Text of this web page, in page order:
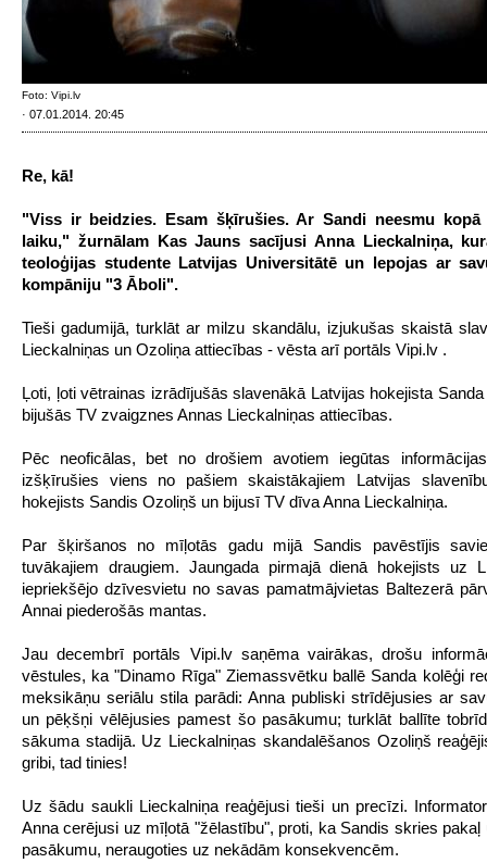
Foto: Vipi.lv
· 07.01.2014. 20:45
Re, kā!
"Viss ir beidzies. Esam šķīrušies. Ar Sandi neesmu
laiku," žurnālam Kas Jauns sacījusi Anna Lieckalniņa,
teoloģijas studente Latvijas Universitātē un lepojas ar
kompāniju "3 Āboli".
Tieši gadumijā, turklāt ar milzu skandālu, izjukušas skaistā
Lieckalniņas un Ozoliņa attiecības - vēsta arī portāls Vipi.lv .
Ļoti, ļoti vētrainas izrādījušās slavenākā Latvijas hokejista
bijušās TV zvaigznes Annas Lieckalniņas attiecības.
Pēc neoficālas, bet no drošiem avotiem iegūtas
izšķīrušies viens no pašiem skaistākajiem Latvijas
hokejists Sandis Ozoliņš un bijusī TV dīva Anna Lieckalniņa.
Par šķiršanos no mīļotās gadu mijā Sandis pavēstījis
tuvākajiem draugiem. Jaungada pirmajā dienā hokejists uz
iepriekšējo dzīvesvietu no savas pamatmājvietas Baltezerā
Annai piederošās mantas.
Jau decembrī portāls Vipi.lv saņēma vairākas, drošu
vēstules, ka "Dinamo Rīga" Ziemassvētku ballē Sanda kolēģi
meksikāņu seriālu stila parādi: Anna publiski strīdējusies ar
un pēķšņi vēlējusies pamest šo pasākumu; turklāt ballīte
sākuma stadijā. Uz Lieckalniņas skandalēšanos Ozoliņš
gribi, tad tinies!
Uz šādu saukli Lieckalniņa reaģējusi tieši un precīzi.
Anna cerējusi uz mīļotā "žēlastību", proti, ka Sandis skries pakaļ
pasākumu, neraugoties uz nekādām konsekvencēm.